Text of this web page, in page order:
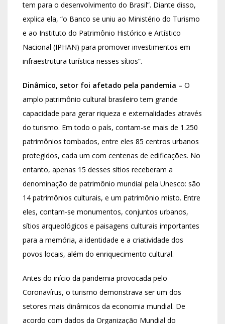
tem para o desenvolvimento do Brasil”. Diante disso,
explica ela, “o Banco se uniu ao Ministério do Turismo
e ao Instituto do Patrimônio Histórico e Artístico
Nacional (IPHAN) para promover investimentos em
infraestrutura turística nesses sítios”.
Dinâmico, setor foi afetado pela pandemia – O
amplo patrimônio cultural brasileiro tem grande
capacidade para gerar riqueza e externalidades através
do turismo. Em todo o país, contam-se mais de 1.250
patrimônios tombados, entre eles 85 centros urbanos
protegidos, cada um com centenas de edificações. No
entanto, apenas 15 desses sítios receberam a
denominação de patrimônio mundial pela Unesco: são
14 patrimônios culturais, e um patrimônio misto. Entre
eles, contam-se monumentos, conjuntos urbanos,
sítios arqueológicos e paisagens culturais importantes
para a memória, a identidade e a criatividade dos
povos locais, além do enriquecimento cultural.
Antes do início da pandemia provocada pelo
Coronavírus, o turismo demonstrava ser um dos
setores mais dinâmicos da economia mundial. De
acordo com dados da Organização Mundial do